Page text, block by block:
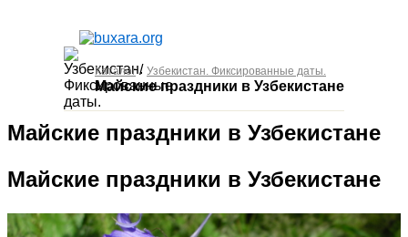
Каталог/ Узбекистан. Фиксированные даты.
Майские праздники в Узбекистане
Майские праздники в Узбекистане
Майские праздники в Узбекистане